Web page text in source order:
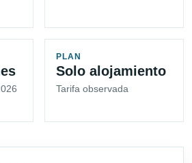
PLAN
Solo alojamiento
Tarifa observada